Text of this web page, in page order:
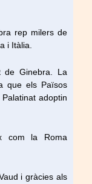
rep milers de
i Itàlia.
de Ginebra. La
que els Països
adoptin
com la Roma
i gràcies als